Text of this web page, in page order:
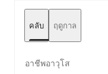
คลับ ฤดูกาล
อาชีพอาวุโส